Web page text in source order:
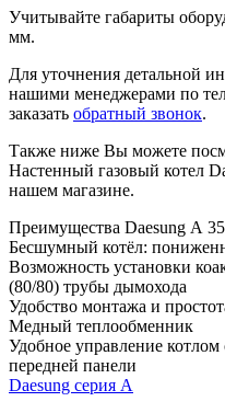
Учитывайте габариты
мм.
Для уточнения детальной
нашими менеджерами по
заказать обратный звонок.
Также ниже Вы можете
Настенный газовый котел
нашем магазине.
Преимущества Daesung А 35
Бесшумный котёл:
Возможность установки
(80/80) трубы дымохода
Удобство монтажа и
Медный теплообменник
Удобное управление
передней панели
Daesung серия А